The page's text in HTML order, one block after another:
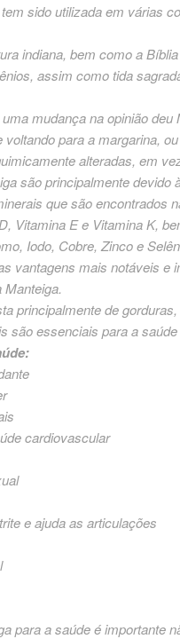
sido utilizada em várias
indiana, bem como a
assim como tida
mudança na opinião deu
para a margarina,
alteradas, em
são principalmente devido
que são encontrados
Vitamina E e Vitamina K,
Iodo, Cobre, Zinco e
vantagens mais notáveis e
principalmente de
são essenciais para a saúde
cardiovascular
e ajuda as articulações
para a saúde é importante